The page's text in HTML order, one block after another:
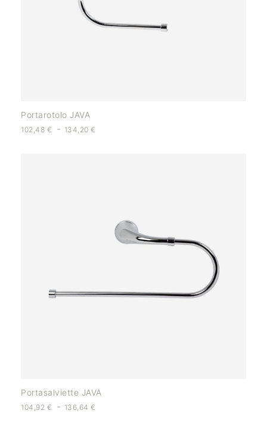
Portarotolo JAVA
102,48 € - 134,20€
Portasalviette JAVA
104,92 € - 136,64€